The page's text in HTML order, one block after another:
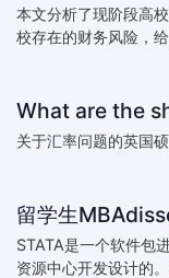
本文分析了现阶段高
校存在的财务风险，
关于汇率问题的英国
STATA是一个软件包
资源中心开发设计的